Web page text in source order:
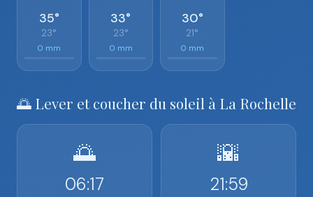
35°
23°
0 mm
33°
23°
0 mm
30°
21°
0 mm
🌅 Lever et coucher du soleil à La Rochelle
🌅
06:17
🌇
21:59